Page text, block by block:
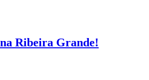
Ribeira Grande!